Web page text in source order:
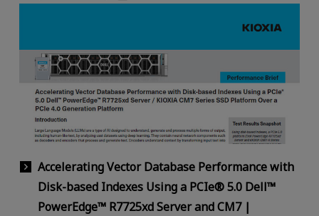
Accelerating Vector Database Performance with
Disk-based Indexes Using a PCIe® 5.0 Dell™
PowerEdge™ R7725xd Server and CM7 |